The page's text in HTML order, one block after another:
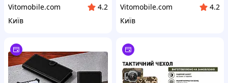
Vitomobile.com
4.2
Київ
Vitomobile.com
4.2
Київ